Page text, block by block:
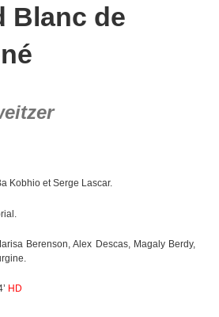
Blanc de
Kobhio et Serge Lascar.
Berenson, Alex Descas, Magaly Berdy,
HD